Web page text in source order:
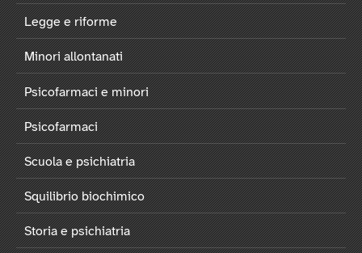
Legge e riforme
Minori allontanati
Psicofarmaci e minori
Psicofarmaci
Scuola e psichiatria
Squilibrio biochimico
Storia e psichiatria